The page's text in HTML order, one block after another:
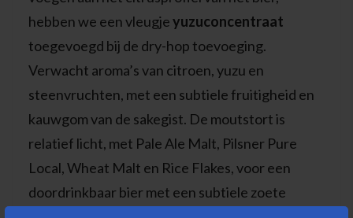
hebben we een vleugjeyuzuconcentraat
toegevoegd bij de dry-hop toevoeging.
Verwacht aroma’s van citroen, yuzu en
steenvruchten, met een subtiele fruitigheid en
kauwgom van de sakegist. De moutstort is
relatief licht, met Pale Ale Malt, Pilsner Pure
Local, Wheat Malt en Rice Flakes, voor een
doordrinkbaar bier met een subtiele zoete